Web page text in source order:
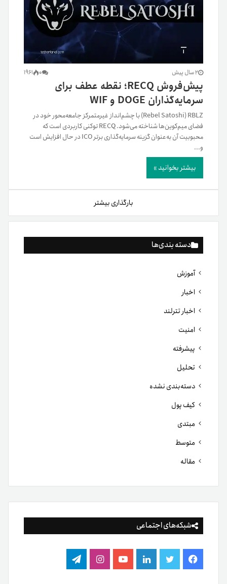
دسته بندی‌ها
آموزش
اخبار
اخبار تترلند
امنیت
پیشرفته
تحلیل
دسته‌بندی نشده
کیف پول
مبتدی
متوسط
مقاله
شبکه‌های اجتماعی
فیس توییتر لینکدینیوتیوباینستاگرام
تلگرام
2 سال پیش 0
1961
پیش‌فروش RECQ؛ نقطه عطف برای
سرمایه‌گذاران DOGE و WIF
Rebel Satoshi) RBLZ) با چشم‌انداز غیرمتمرکز جامعه‌محور خود در
فضای میم‌کوین‌ها شناخته می‌شود. RECQ توکنی کاربردی است که
محبوبیت آن به‌عنوان گزینه سرمایه‌گذاری برتر ICO در حال افزایش است
و...
بیشتر بخوانید »
بارگذاری بیشتر